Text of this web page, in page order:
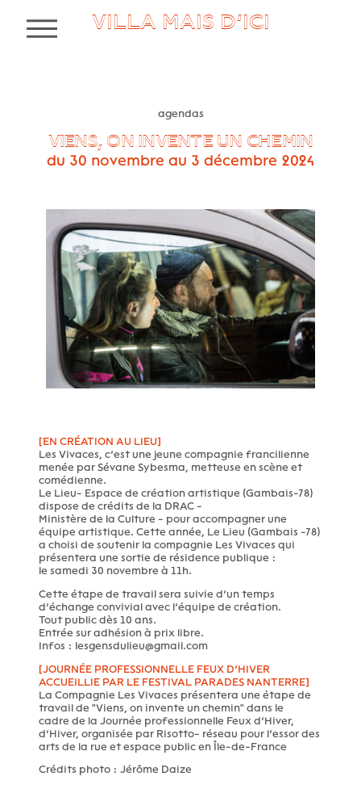
VILLA MAIS D’ICI
MENU
agendas
VIENS, ON INVENTE UN CHEMIN
du 30 novembre au 3 décembre 2024
[EN CRÉATION AU LIEU]
Les Vivaces, c’est une jeune compagnie francilienne
menée par Sévane Sybesma, metteuse en scène et
comédienne.
Le Lieu- Espace de création artistique (Gambais-78)
dispose de crédits de la DRAC -
Ministère de la Culture - pour accompagner une
équipe artistique. Cette année, Le Lieu (Gambais -78)
a choisi de soutenir la compagnie Les Vivaces qui
présentera une sortie de résidence publique :
le samedi 30 novembre à 11h.
Cette étape de travail sera suivie d’un temps
d’échange convivial avec l’équipe de création.
Tout public dès 10 ans.
Entrée sur adhésion à prix libre.
Infos : lesgensdulieu@gmail.com
[JOURNÉE PROFESSIONNELLE FEUX D’HIVER
ACCUEILLIE PAR LE FESTIVAL PARADES NANTERRE]
La Compagnie Les Vivaces présentera une étape de
travail de "Viens, on invente un chemin" dans le
cadre de la Journée professionnelle Feux d’Hiver,
d’Hiver, organisée par Risotto- réseau pour l’essor des
arts de la rue et espace public en Île-de-France
Crédits photo : Jérôme Daize